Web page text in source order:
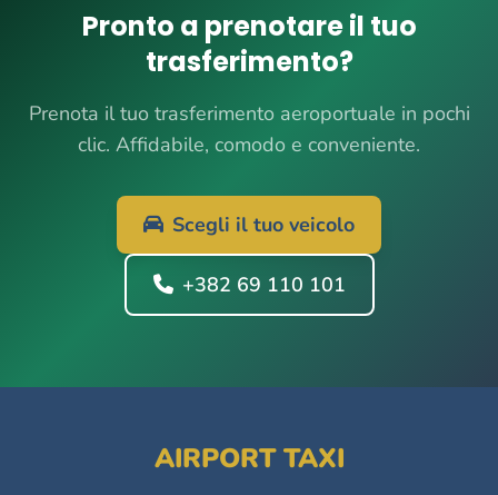
Pronto a prenotare il tuo
trasferimento?
Prenota il tuo trasferimento aeroportuale in pochi
clic. Affidabile, comodo e conveniente.
Scegli il tuo veicolo
+382 69 110 101
AIRPORT TAXI